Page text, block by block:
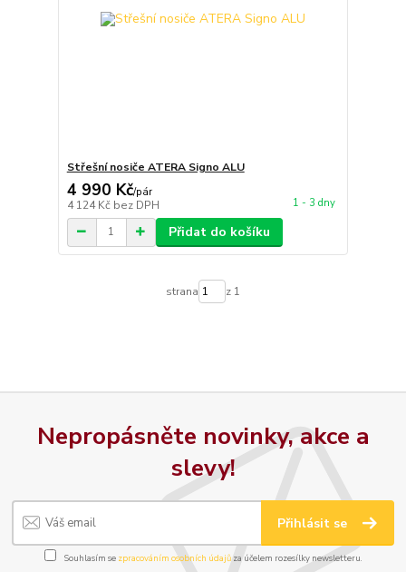
Střešní nosiče ATERA Signo ALU
4 990 Kč/pár
4 124 Kč bez DPH 1 - 3 dny
Přidat do košíku
strana z 1
Nepropásněte novinky, akce a
slevy!
Přihlásit se
Souhlasím se zpracováním osobních údajůza účelem rozesílky newsletteru.